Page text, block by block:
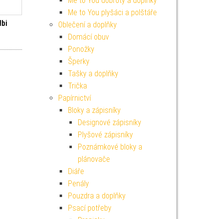
cena byla: 49 Kč.
Aktuální cena je: 44 Kč.
Me to You plyšáci a polštáře
Oblečení a doplňky
Domácí obuv
Ponožky
Šperky
Tašky a doplňky
Trička
Papírnictví
Bloky a zápisníky
Designové zápisníky
Plyšové zápisníky
Poznámkové bloky a
plánovače
Diáře
Penály
Pouzdra a doplňky
Psací potřeby